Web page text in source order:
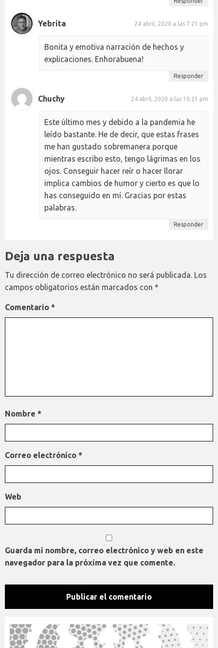
Yebrita 24 abril, 2020 a las 7:21 pm
Bonita y emotiva narración de hechos y
explicaciones. Enhorabuena!
Responder
Chuchy 24 abril, 2020 a las 10:21 pm
Este último mes y debido a la pandemia he
leído bastante. He de decir, que estas frases
me han gustado sobremanera porque
mientras escribo esto, tengo lágrimas en los
ojos. Conseguir hacer reír o hacer llorar
implica cambios de humor y cierto es que lo
has conseguido en mí. Gracias por estas
palabras.
Responder
Deja una respuesta
Tu dirección de correo electrónico no será publicada. Los
campos obligatorios están marcados con *
Comentario *
Nombre *
Correo electrónico *
Web
Guarda mi nombre, correo electrónico y web en este
navegador para la próxima vez que comente.